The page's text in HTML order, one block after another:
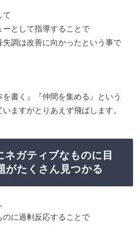
て
ーとして指導することで
調は改善に向かったという事で
を書く』『仲間を集める』という
ますがとりあえず飛ばします。
ネガティブなものに目
がたくさん見つかる
のに過剰反応することで